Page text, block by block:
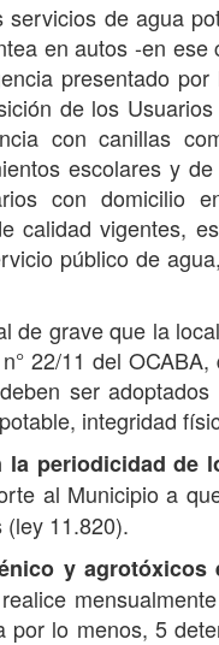
de agua
en autos -en ese
presentado
de los
con canillas
escolares y
con domicilio
calidad vigentes,
público de
de grave que la
22/11 del
ser
integridad
periodicidad de
al Municipio a
11.820).
y
lo menos, 5